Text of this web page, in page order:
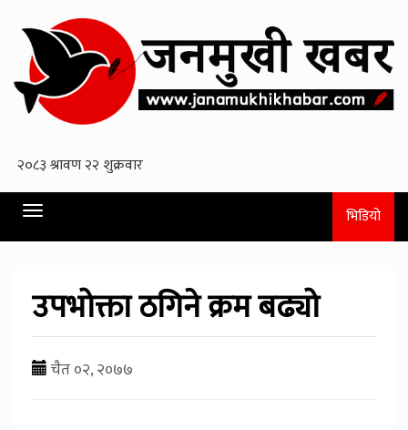
Toggle
navigation
भिडियो
उपभोक्ता ठगिने क्रम बढ्यो
चैत ०२, २०७७